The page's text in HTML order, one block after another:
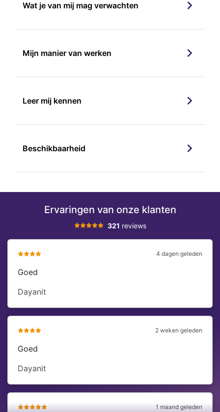
Wat je van mij mag verwachten
Mijn manier van werken
Leer mij kennen
Beschikbaarheid
Ervaringen van onze klanten
321 reviews
4 dagen geleden
Goed
Dayanit
2 weken geleden
Goed
Dayanit
1 maand geleden